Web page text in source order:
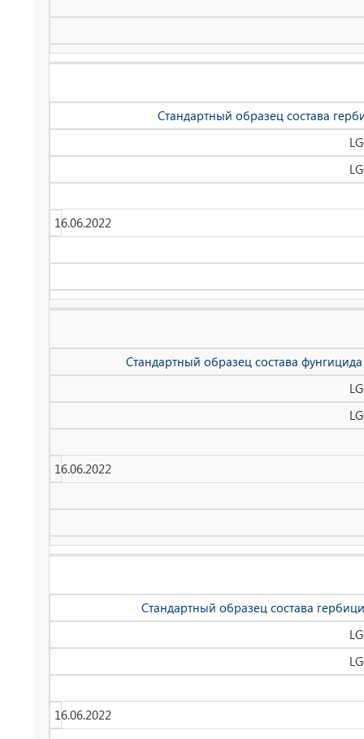
Стандартный образец состава
16.06.2022
Стандартный образец состава
16.06.2022
Cтандартный образец состава
16.06.2022